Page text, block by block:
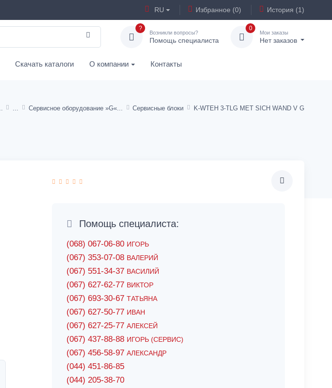
RU Избранное (0) История (1)
?
Возникли вопросы?
Помощь специалиста
0
Мои заказы
Нет заказов
Скачать каталоги О компании Контакты
Сервисное оборудование »G« Сервисные блоки K-WTEH 3-TLG MET SICH WAND V G
Помощь специалиста:
(068) 067-06-80 ИГОРЬ
(067) 353-07-08 ВАЛЕРИЙ
(067) 551-34-37 ВАСИЛИЙ
(067) 627-62-77 ВИКТОР
(067) 693-30-67 ТАТЬЯНА
(067) 627-50-77 ИВАН
(067) 627-25-77 АЛЕКСЕЙ
(067) 437-88-88 ИГОРЬ (СЕРВИС)
(067) 456-58-97 АЛЕКСАНДР
(044) 451-86-85
(044) 205-38-70